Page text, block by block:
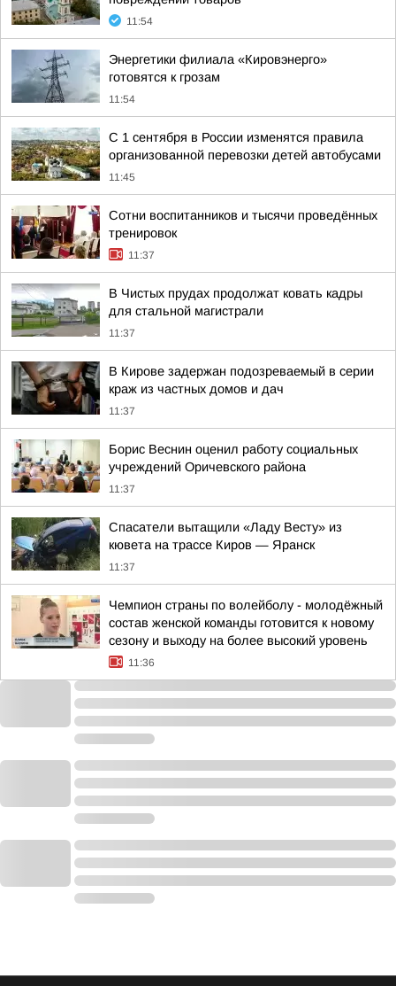
11:54
Энергетики филиала «Кировэнерго»
готовятся к грозам
11:54
С 1 сентября в России изменятся правила
организованной перевозки детей автобусами
11:45
Сотни воспитанников и тысячи проведённых
тренировок
11:37
В Чистых прудах продолжат ковать кадры
для стальной магистрали
11:37
В Кирове задержан подозреваемый в серии
краж из частных домов и дач
11:37
Борис Веснин оценил работу социальных
учреждений Оричевского района
11:37
Спасатели вытащили «Ладу Весту» из
кювета на трассе Киров — Яранск
11:37
Чемпион страны по волейболу - молодёжный
состав женской команды готовится к новому
сезону и выходу на более высокий уровень
11:36